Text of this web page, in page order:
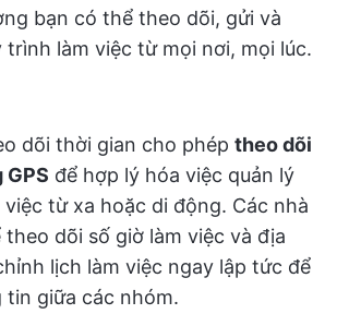
bạn có thể theo dõi, gửi và
trình làm việc từ mọi nơi, mọi lúc.
dõi thời gian cho phép theo dõi
GPS để hợp lý hóa việc quản lý
từ xa hoặc di động. Các nhà
dõi số giờ làm việc và địa
lịch làm việc ngay lập tức để
tin giữa các nhóm.